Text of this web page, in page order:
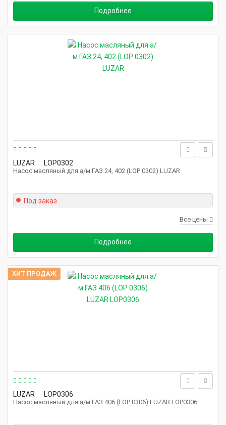
Подробнее
LUZAR LOP0302
Насос масляный для а/м ГАЗ 24, 402 (LOP 0302) LUZAR
Под заказ
Все цены
Подробнее
LUZAR LOP0306
Насос масляный для а/м ГАЗ 406 (LOP 0306) LUZAR LOP0306
ХИТ ПРОДАЖ